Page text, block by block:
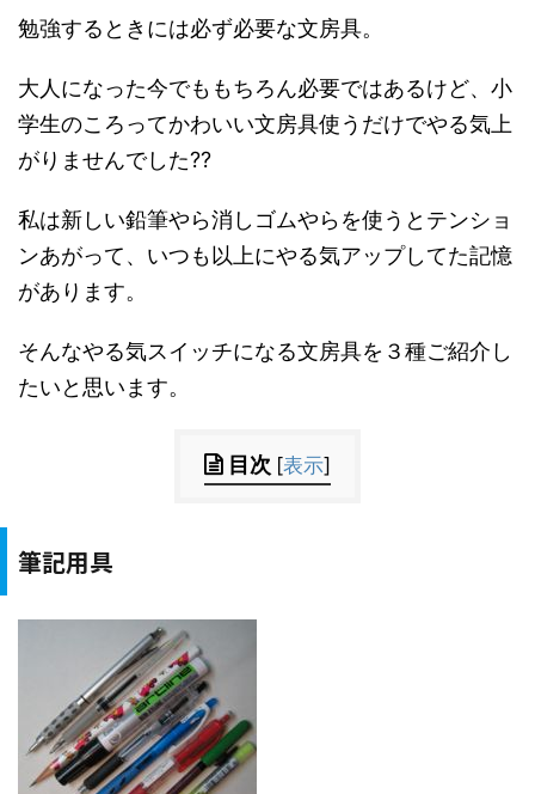
勉強するときには必ず必要な文房具。
大人になった今でももちろん必要ではあるけど、小
学生のころってかわいい文房具使うだけでやる気上
がりませんでした??
私は新しい鉛筆やら消しゴムやらを使うとテンショ
ンあがって、いつも以上にやる気アップしてた記憶
があります。
そんなやる気スイッチになる文房具を３種ご紹介し
たいと思います。
目次 [表示]
筆記用具